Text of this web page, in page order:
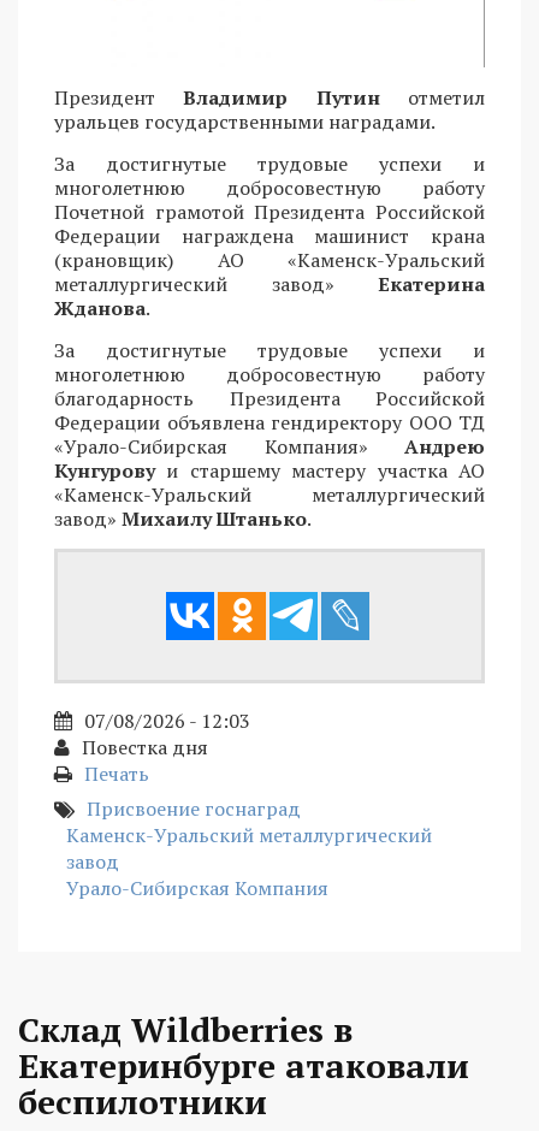
ПрезидентВладимир Путин отметил
уральцев государственными наградами.
За достигнутые трудовые успехи и
многолетнюю добросовестную работу
Почетной грамотой Президента Российской
Федерации награждена машинист крана
(крановщик) АО «Каменск-Уральский
металлургический завод» Екатерина
Жданова.
За достигнутые трудовые успехи и
многолетнюю добросовестную работу
благодарность Президента Российской
Федерации объявлена гендиректору ООО ТД
«Урало-Сибирская Компания» Андрею
Кунгуровуи старшему мастеру участка АО
«Каменск-Уральский металлургический
завод» Михаилу Штанько.
07/08/2026 - 12:03
Повестка дня
Печать
Присвоение госнаград
Каменск-Уральский металлургический
завод
Урало-Сибирская Компания
Склад Wildberries в
Екатеринбурге атаковали
беспилотники